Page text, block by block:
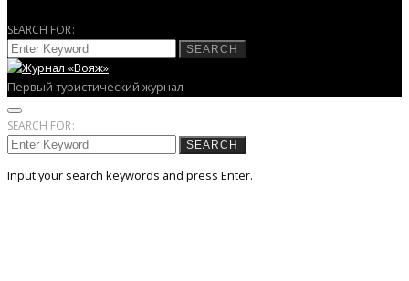
SEARCH FOR:
SEARCH
Первый туристический журнал
SEARCH FOR:
SEARCH
Input your search keywords and press Enter.